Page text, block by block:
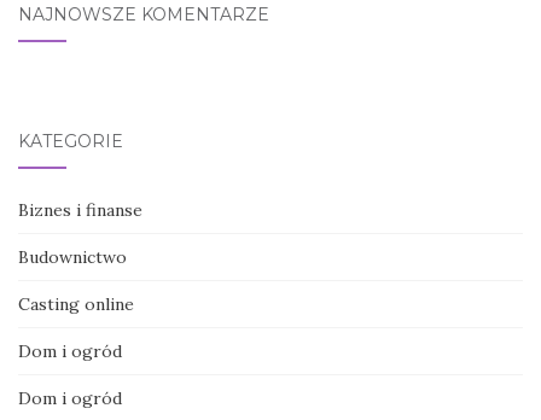
NAJNOWSZE KOMENTARZE
KATEGORIE
Biznes i finanse
Budownictwo
Casting online
Dom i ogród
Dom i ogród